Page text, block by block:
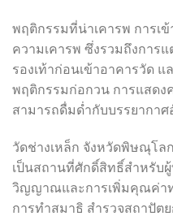
พฤติกรรมที่น่าเคารพ การเ
ความเคารพ ซึ่งรวมถึงการ
รองเท้าก่อนเข้าอาคารวัด แ
พฤติกรรมก่อกวน การแสดง
สามารถดื่มด่ำกับบรรยากาศ
วัดช่างเหล็ก จังหวัดพิษณุโล
เป็นสถานที่ศักดิ์สิทธิ์สำหรับ
วิญญาณและการเพิ่มคุณค่า
การทำสมาธิ สำรวจสถาปัต